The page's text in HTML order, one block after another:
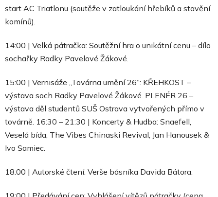
start AC Triatlonu (soutěže v zatloukání hřebíků a stavění
komínů).
14:00 | Velká pátračka: Soutěžní hra o unikátní cenu – dílo
sochařky Radky Pavelové Žákové.
15:00 | Vernisáže „Továrna umění 26“: KŘEHKOST –
výstava soch Radky Pavelové Žákové. PLENÉR 26 –
výstava děl studentů SUŠ Ostrava vytvořených přímo v
továrně. 16:30 – 21:30 | Koncerty & Hudba: Snaefell,
Veselá bída, The Vibes Chinaski Revival, Jan Hanousek &
Ivo Samiec.
18:00 | Autorské čtení: Verše básníka Davida Bátora.